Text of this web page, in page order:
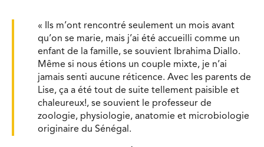
« Ils m’ont rencontré seulement un mois avant
qu’on se marie, mais j’ai été accueilli comme un
enfant de la famille, se souvient Ibrahima Diallo.
Même si nous étions un couple mixte, je n’ai
jamais senti aucune réticence. Avec les parents de
Lise, ça a été tout de suite tellement paisible et
chaleureux!, se souvient le professeur de
zoologie, physiologie, anatomie et microbiologie
originaire du Sénégal.